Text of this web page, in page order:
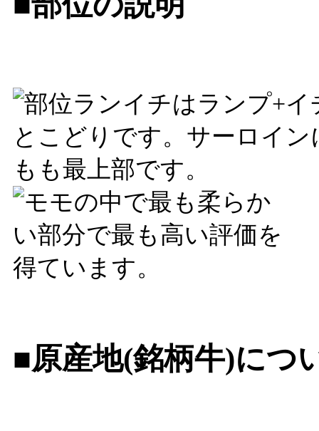
■原産地(銘柄牛)につ